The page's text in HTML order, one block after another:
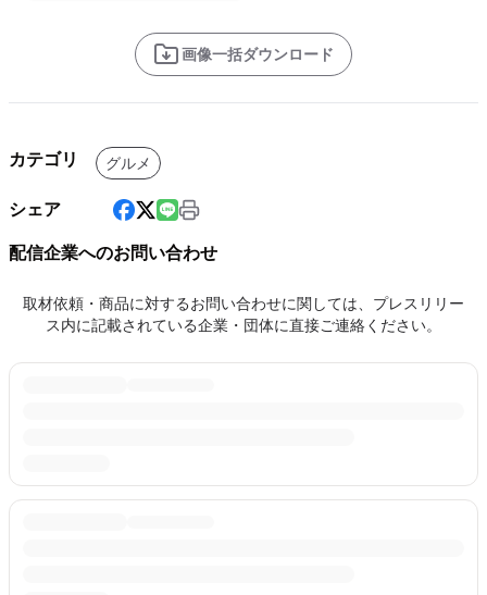
画像一括ダウンロード
カテゴリ グルメ
シェア
配信企業へのお問い合わせ
取材依頼・商品に対するお問い合わせに関しては、プレスリリー
ス内に記載されている企業・団体に直接ご連絡ください。